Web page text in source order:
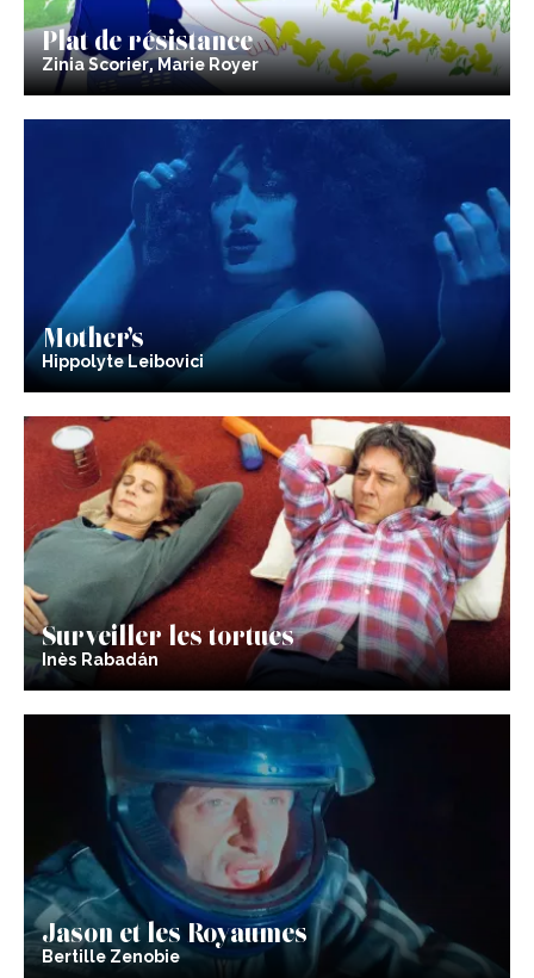
Plat de résistance
Zinia Scorier, Marie Royer
Mother’s
Hippolyte Leibovici
Surveiller les tortues
Inès Rabadán
Jason et les Royaumes
Bertille Zenobie